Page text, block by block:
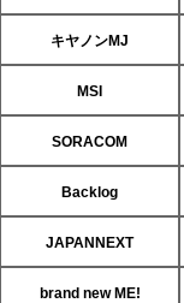
キヤノンMJ
MSI
SORACOM
Backlog
JAPANNEXT
brand new ME!